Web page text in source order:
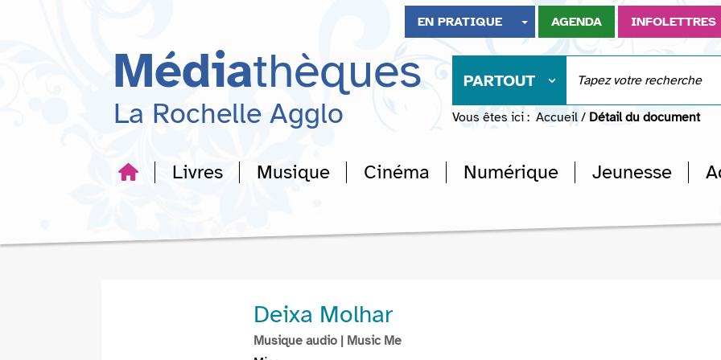
recherche
EN PRATIQUE AGENDA INFOLETTRES
Médiathèques
La Rochelle Agglo
PARTOUT
Vous êtes ici : Accueil / Détail du document
Livres Musique Cinéma Numérique Jeunesse
Deixa Molhar
Musique audio | Music Me